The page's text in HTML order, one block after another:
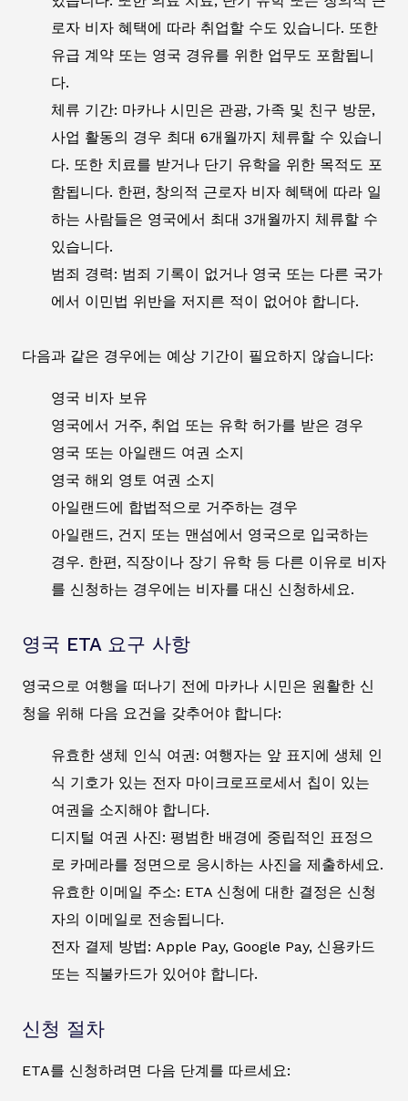
로자 비자 혜택에 따라 취업할 수도 있습니다. 또한
유급 계약 또는 영국 경유를 위한 업무도 포함됩니
다.
체류 기간: 마카나 시민은 관광, 가족 및 친구 방문,
사업 활동의 경우 최대 6개월까지 체류할 수 있습니
다. 또한 치료를 받거나 단기 유학을 위한 목적도 포
함됩니다. 한편, 창의적 근로자 비자 혜택에 따라 일
하는 사람들은 영국에서 최대 3개월까지 체류할 수
있습니다.
범죄 경력: 범죄 기록이 없거나 영국 또는 다른 국가
에서 이민법 위반을 저지른 적이 없어야 합니다.
다음과 같은 경우에는 예상 기간이 필요하지 않습니다:
영국 비자 보유
영국에서 거주, 취업 또는 유학 허가를 받은 경우
영국 또는 아일랜드 여권 소지
영국 해외 영토 여권 소지
아일랜드에 합법적으로 거주하는 경우
아일랜드, 건지 또는 맨섬에서 영국으로 입국하는
경우. 한편, 직장이나 장기 유학 등 다른 이유로 비자
를 신청하는 경우에는 비자를 대신 신청하세요.
영국 ETA 요구 사항
영국으로 여행을 떠나기 전에 마카나 시민은 원활한 신
청을 위해 다음 요건을 갖추어야 합니다:
유효한 생체 인식 여권: 여행자는 앞 표지에 생체 인
식 기호가 있는 전자 마이크로프로세서 칩이 있는
여권을 소지해야 합니다.
디지털 여권 사진: 평범한 배경에 중립적인 표정으
로 카메라를 정면으로 응시하는 사진을 제출하세요.
유효한 이메일 주소: ETA 신청에 대한 결정은 신청
자의 이메일로 전송됩니다.
전자 결제 방법: Apple Pay, Google Pay, 신용카드
또는 직불카드가 있어야 합니다.
신청 절차
ETA를 신청하려면 다음 단계를 따르세요: